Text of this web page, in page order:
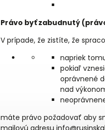
Právo byť zabudnutý
V prípade, že zistíte, že
napriek
pokiaľ
oprávnené
nad
máte právo požadovať aby
mailovú adresu